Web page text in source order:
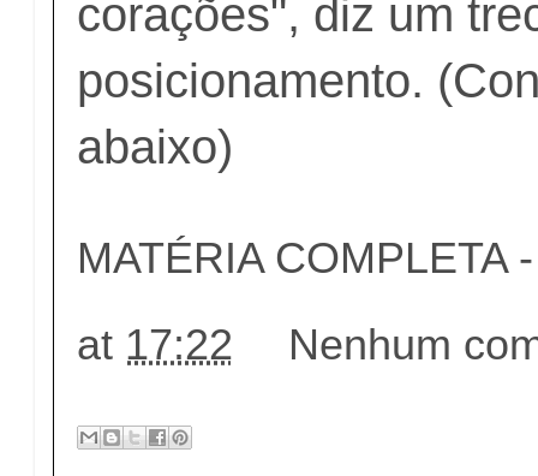
corações", diz um
posicionamento.
abaixo)
MATÉRIA COMPLETA
at 17:22 Nenhum